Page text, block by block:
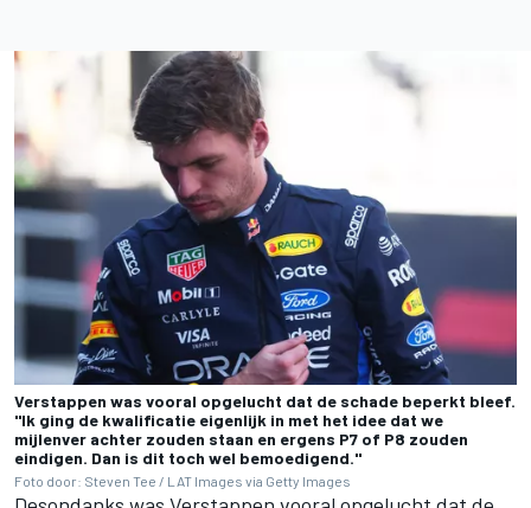
Verstappen was vooral opgelucht dat de schade beperkt bleef.
"Ik ging de kwalificatie eigenlijk in met het idee dat we
mijlenver achter zouden staan en ergens P7 of P8 zouden
eindigen. Dan is dit toch wel bemoedigend."
Foto door: Steven Tee / LAT Images via Getty Images